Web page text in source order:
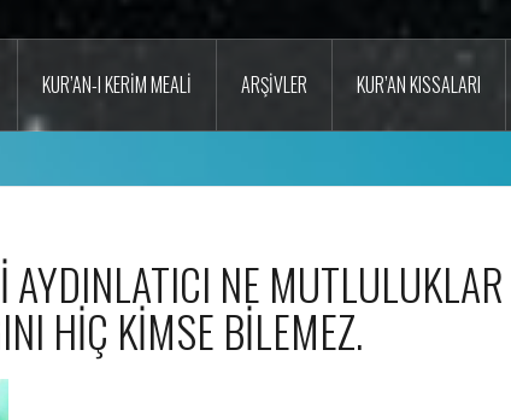
KUR’AN-I KERIM MEALI ARŞIVLER KUR’AN KISSALARI
AYDINLATICI NE MUTLULUKLAR
HİÇ KİMSE BİLEMEZ.